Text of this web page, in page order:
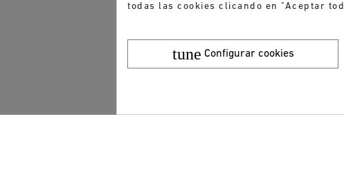
todas las cookies clicando en "Aceptar
tune Configurar cookies